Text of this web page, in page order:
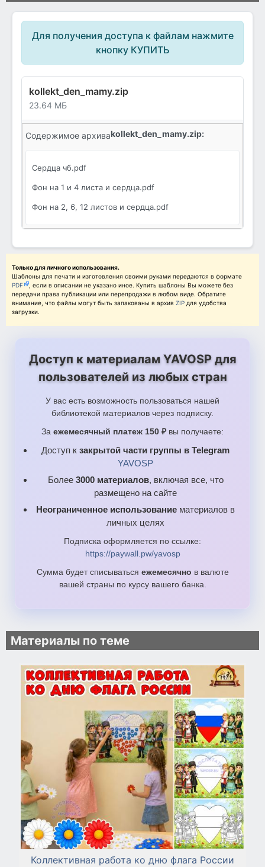
Для получения доступа к файлам нажмите
кнопку КУПИТЬ
kollekt_den_mamy.zip
23.64 МБ
Содержимое архиваkollekt_den_mamy.zip:
Сердца чб.pdf
Фон на 1 и 4 листа и сердца.pdf
Фон на 2, 6, 12 листов и сердца.pdf
Только для личного использования.
Шаблоны для печати и изготовления своими руками передаются в формате
PDF
, если в описании не указано иное. Купить шаблоны Вы можете без
передачи права публикации или перепродажи в любом виде. Обратите
внимание, что файлы могут быть запакованы в архив ZIP для удобства
загрузки.
Доступ к материалам YAVOSP для
пользователей из любых стран
У вас есть возможность пользоваться нашей
библиотекой материалов через подписку.
За ежемесячный платеж 150 ₽ вы получаете:
Доступ к закрытой части группы в Telegram
YAVOSP
Более 3000 материалов, включая все, что
размещено на сайте
Неограниченное использование материалов в
личных целях
Подписка оформляется по ссылке:
https://paywall.pw/yavosp
Сумма будет списываться ежемесячно в валюте
вашей страны по курсу вашего банка.
Материалы по теме
Коллективная работа ко дню флага России